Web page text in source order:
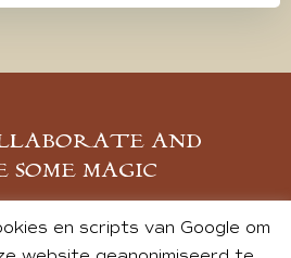
AND
SOME MAGIC
JE AAN
en scripts van Google om